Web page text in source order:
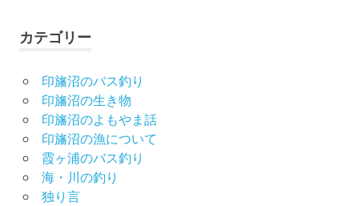
カテゴリー
印旛沼のバス釣り
印旛沼の生き物
印旛沼のよもやま話
印旛沼の漁について
霞ヶ浦のバス釣り
海・川の釣り
独り言